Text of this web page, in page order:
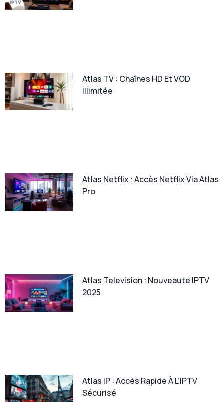
Atlas TV : Chaînes HD Et VOD
Illimitée
Atlas Netflix : Accès Netflix Via Atlas
Pro
Atlas Television : Nouveauté IPTV
2025
Atlas IP : Accès Rapide À L’IPTV
Sécurisé